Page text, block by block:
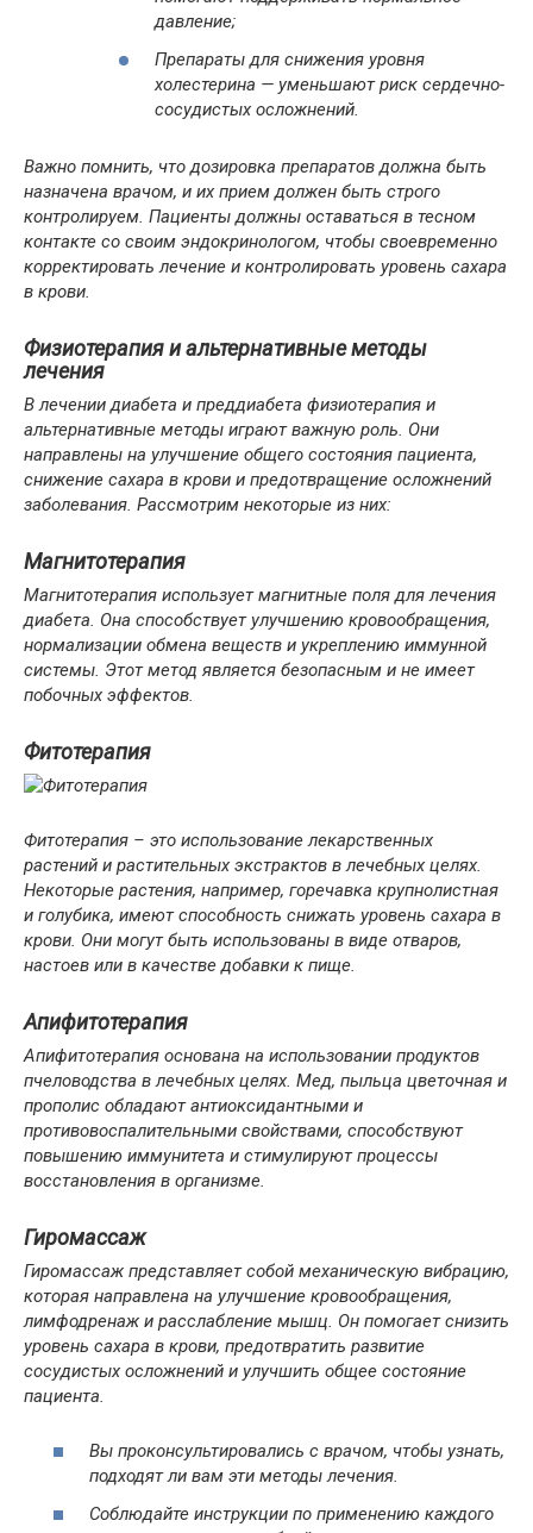
давление;
Препараты для снижения уровня
холестерина — уменьшают риск сердечно-
сосудистых осложнений.
Важно помнить, что дозировка препаратов должна быть
назначена врачом, и их прием должен быть строго
контролируем. Пациенты должны оставаться в тесном
контакте со своим эндокринологом, чтобы своевременно
корректировать лечение и контролировать уровень сахара
в крови.
Физиотерапия и альтернативные методы
лечения
В лечении диабета и преддиабета физиотерапия и
альтернативные методы играют важную роль. Они
направлены на улучшение общего состояния пациента,
снижение сахара в крови и предотвращение осложнений
заболевания. Рассмотрим некоторые из них:
Магнитотерапия
Магнитотерапия использует магнитные поля для лечения
диабета. Она способствует улучшению кровообращения,
нормализации обмена веществ и укреплению иммунной
системы. Этот метод является безопасным и не имеет
побочных эффектов.
Фитотерапия
Фитотерапия – это использование лекарственных
растений и растительных экстрактов в лечебных целях.
Некоторые растения, например, горечавка крупнолистная
и голубика, имеют способность снижать уровень сахара в
крови. Они могут быть использованы в виде отваров,
настоев или в качестве добавки к пище.
Апифитотерапия
Апифитотерапия основана на использовании продуктов
пчеловодства в лечебных целях. Мед, пыльца цветочная и
прополис обладают антиоксидантными и
противовоспалительными свойствами, способствуют
повышению иммунитета и стимулируют процессы
восстановления в организме.
Гиромассаж
Гиромассаж представляет собой механическую вибрацию,
которая направлена на улучшение кровообращения,
лимфодренаж и расслабление мышц. Он помогает снизить
уровень сахара в крови, предотвратить развитие
сосудистых осложнений и улучшить общее состояние
пациента.
Вы проконсультировались с врачом, чтобы узнать,
подходят ли вам эти методы лечения.
Соблюдайте инструкции по применению каждого